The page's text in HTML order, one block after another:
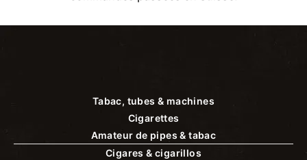
Tabac, tubes & machines
Cigarettes
Amateur de pipes & tabac
Cigares & cigarillos